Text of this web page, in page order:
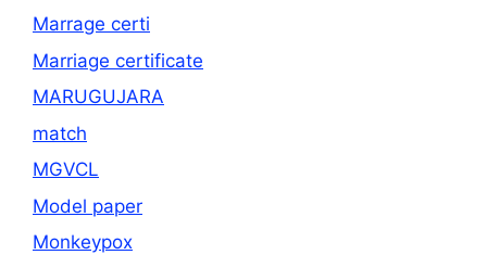
Marrage certi
Marriage certificate
MARUGUJARA
match
MGVCL
Model paper
Monkeypox